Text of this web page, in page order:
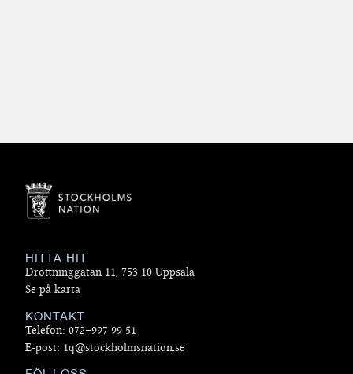
HITTA HIT
Drottninggatan 11, 753 10 Uppsala
Se på karta
KONTAKT
Telefon: 072–997 99 51
E-post: 1q@stockholmsnation.se